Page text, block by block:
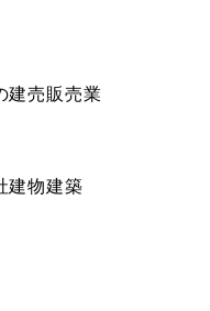
売販売業
物建築